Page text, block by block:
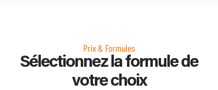
Prix & Formules
Sélectionnez la formule de
votre choix